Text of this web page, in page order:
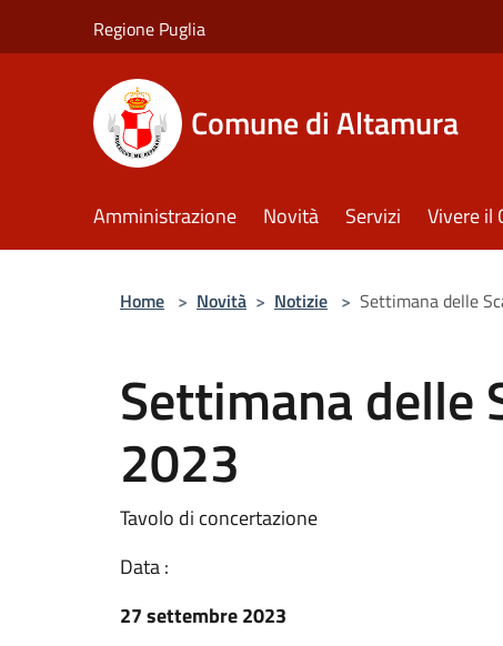
Regione Puglia
Comune di Altamura
Amministrazione Novità Servizi Vivere il
Home > Novità > Notizie > Settimana delle
Settimana delle
2023
Tavolo di concertazione
Data :
27 settembre 2023